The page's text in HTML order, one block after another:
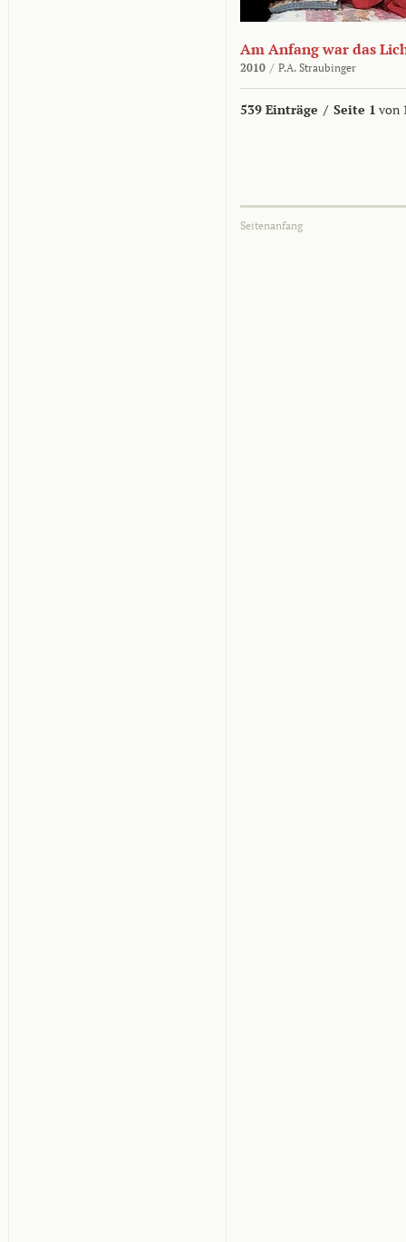
Am Anfang war das
2010 / P.A. Straubinger
539 Einträge / Seite 1 von
Seitenanfang